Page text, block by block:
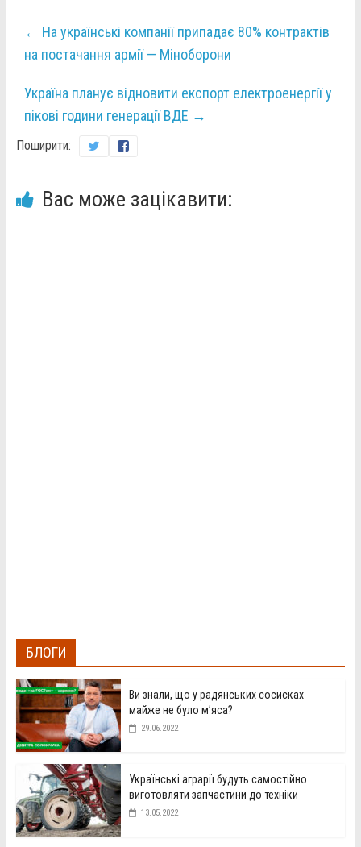
← На українські компанії припадає 80% контрактів
на постачання армії — Міноборони
Україна планує відновити експорт електроенергії у
пікові години генерації ВДЕ →
Поширити:
Вас може зацікавити:
БЛОГИ
Ви знали, що у радянських сосисках
майже не було м’яса?
29.06.2022
Українські аграрії будуть самостійно
виготовляти запчастини до техніки
13.05.2022